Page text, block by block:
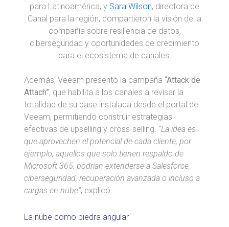
para Latinoamérica, y Sara Wilson, directora de
Canal para la región, compartieron la visión de la
compañía sobre resiliencia de datos,
ciberseguridad y oportunidades de crecimiento
para el ecosistema de canales.
Además, Veeam presentó la campaña“Attack de
Attach”, que habilita a los canales a revisar la
totalidad de su base instalada desde el portal de
Veeam, permitiendo construir estrategias
efectivas de upselling y cross-selling. “La idea es
que aprovechen el potencial de cada cliente, por
ejemplo, aquellos que solo tienen respaldo de
Microsoft 365, podrían extenderse a Salesforce,
ciberseguridad, recuperación avanzada o incluso a
cargas en nube”, explicó.
La nube como piedra angular